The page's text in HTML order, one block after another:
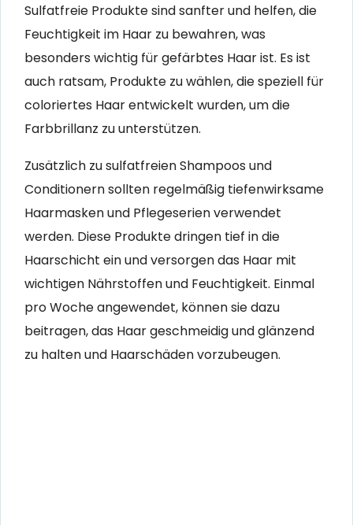
Sulfatfreie Produkte sind sanfter und helfen, die
Feuchtigkeit im Haar zu bewahren, was
besonders wichtig für gefärbtes Haar ist. Es ist
auch ratsam, Produkte zu wählen, die speziell für
coloriertes Haar entwickelt wurden, um die
Farbbrillanz zu unterstützen.
Zusätzlich zu sulfatfreien Shampoos und
Conditionern sollten regelmäßig tiefenwirksame
Haarmasken und Pflegeserien verwendet
werden. Diese Produkte dringen tief in die
Haarschicht ein und versorgen das Haar mit
wichtigen Nährstoffen und Feuchtigkeit. Einmal
pro Woche angewendet, können sie dazu
beitragen, das Haar geschmeidig und glänzend
zu halten und Haarschäden vorzubeugen.